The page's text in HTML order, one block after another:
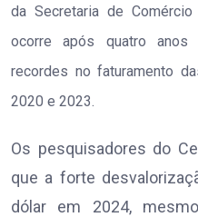
da Secretaria de
ocorre após quatro
recordes no faturamento
2020 e 2023.
Os pesquisadores do
que a forte
dólar em 2024,